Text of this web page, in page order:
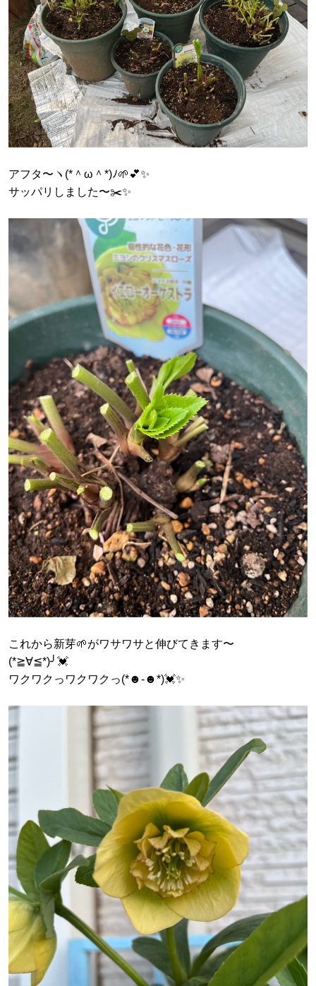
アフタ〜ヽ(*＾ω＾*)ﾉ🌱💕✨
サッパリしました〜✂️✨
これから新芽🌱がワサワサと伸びてきます〜
(*≧∀≦*)╯💓
ワクワクっワクワクっ(*☻-☻*)💓✨